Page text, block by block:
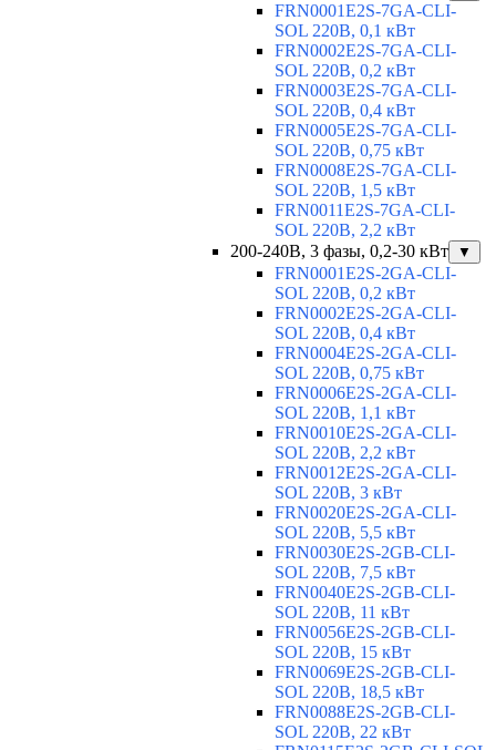
FRN0001E2S-7GA-CLI-
SOL 220В, 0,1 кВт
FRN0002E2S-7GA-CLI-
SOL 220В, 0,2 кВт
FRN0003E2S-7GA-CLI-
SOL 220В, 0,4 кВт
FRN0005E2S-7GA-CLI-
SOL 220В, 0,75 кВт
FRN0008E2S-7GA-CLI-
SOL 220В, 1,5 кВт
FRN0011E2S-7GA-CLI-
SOL 220В, 2,2 кВт
200-240В, 3 фазы, 0,2-30 кВт
▼
FRN0001E2S-2GA-CLI-
SOL 220В, 0,2 кВт
FRN0002E2S-2GA-CLI-
SOL 220В, 0,4 кВт
FRN0004E2S-2GA-CLI-
SOL 220В, 0,75 кВт
FRN0006E2S-2GA-CLI-
SOL 220В, 1,1 кВт
FRN0010E2S-2GA-CLI-
SOL 220В, 2,2 кВт
FRN0012E2S-2GA-CLI-
SOL 220В, 3 кВт
FRN0020E2S-2GA-CLI-
SOL 220В, 5,5 кВт
FRN0030E2S-2GB-CLI-
SOL 220В, 7,5 кВт
FRN0040E2S-2GB-CLI-
SOL 220В, 11 кВт
FRN0056E2S-2GB-CLI-
SOL 220В, 15 кВт
FRN0069E2S-2GB-CLI-
SOL 220В, 18,5 кВт
FRN0088E2S-2GB-CLI-
SOL 220В, 22 кВт